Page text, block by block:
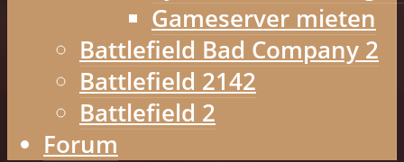
Gameserver mieten
Battlefield Bad Company 2
Battlefield 2142
Battlefield 2
Forum